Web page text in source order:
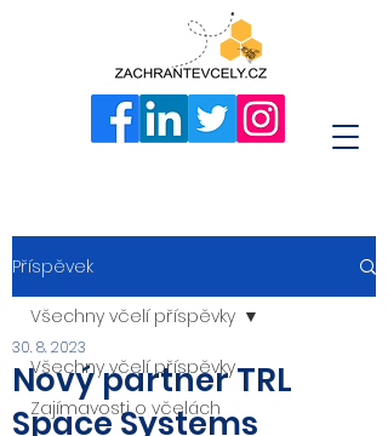
Příspěvek
Všechny včelí příspěvky
Zajímavosti o včelách
Všechny včelí příspěvky
Nový partner TRL
Space Systems
30. 8. 2023